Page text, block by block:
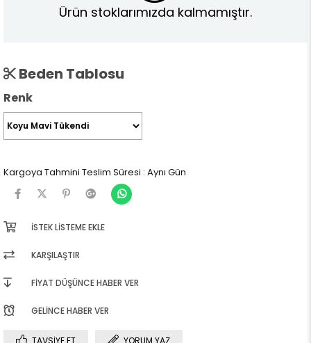
Ürün stoklarımızda kalmamıştır.
Beden Tablosu
Renk
Kargoya Tahmini Teslim Süresi : Aynı Gün
İSTEK LISTEME EKLE
KARŞILAŞTIR
FIYAT DÜŞÜNCE HABER VER
GELINCE HABER VER